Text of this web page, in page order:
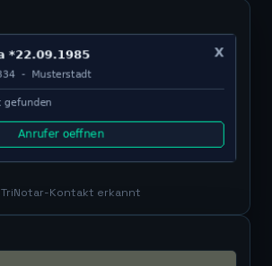
TriNotar-Kontakt erkannt